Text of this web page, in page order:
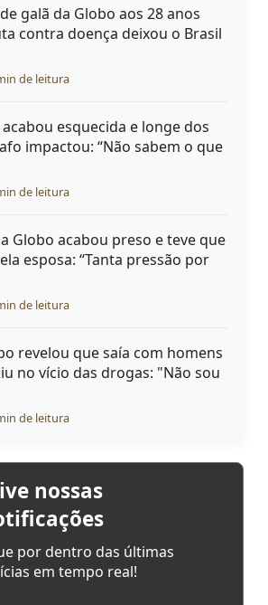
galã da Globo aos 28 anos
contra doença deixou o Brasil
de leitura
esquecida e longe dos
impactou: “Não sabem o que
de leitura
Globo acabou preso e teve que
esposa: “Tanta pressão por
de leitura
revelou que saía com homens
no vício das drogas: "Não sou
de leitura
nossas
por dentro das últimas
em tempo real!